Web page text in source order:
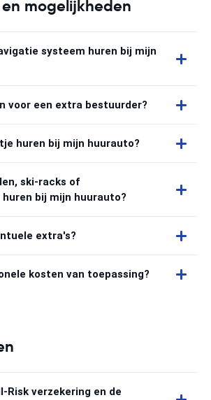
mogelijkheden
systeem huren bij mijn
voor een extra bestuurder?
huren bij mijn huurauto?
ski-racks of
bij mijn huurauto?
extra's?
kosten van toepassing?
Risk verzekering en de